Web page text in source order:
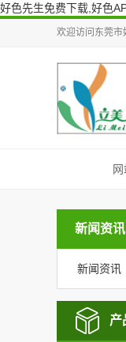
好色先生免费下载,好色
欢迎访问 东莞市
新闻资讯
新闻资讯
产